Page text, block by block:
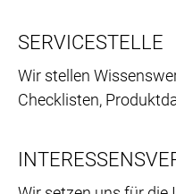
SERVICESTELLE
Wir stellen
Checklisten,